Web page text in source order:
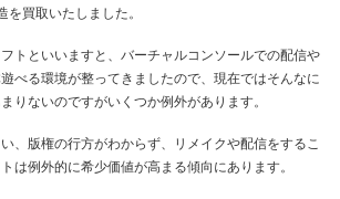
買取いたしました。
トといいますと、バーチャルコンソールでの配信や
べる環境が整ってきましたので、現在ではそんなに
りないのですがいくつか例外があります。
、版権の行方がわからず、リメイクや配信をするこ
は例外的に希少価値が高まる傾向にあります。